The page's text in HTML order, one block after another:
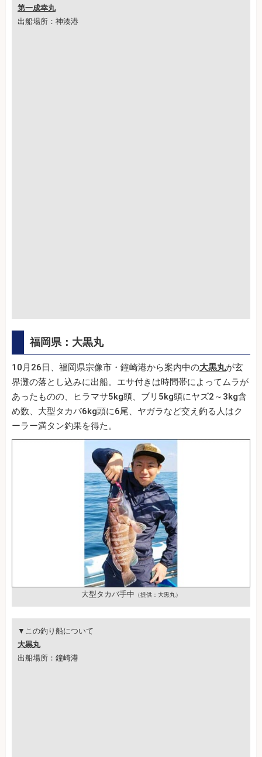
第一成幸丸
出船場所：神湊港
福岡県：大黒丸
10月26日、福岡県宗像市・鐘崎港から案内中の大黒丸が玄
界灘の落とし込みに出船。エサ付きは時間帯によってムラが
あったものの、ヒラマサ5kg頭、ブリ5kg頭にヤズ2～3kg含
め数、大型タカバ6kg頭に6尾、ヤガラなど交え釣る人はク
ーラー満タン釣果を得た。
大型タカバ手中 （提供：大黒丸）
▼この釣り船について
大黒丸
出船場所：鐘崎港